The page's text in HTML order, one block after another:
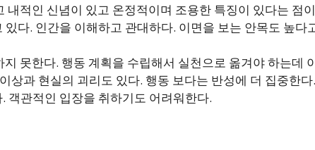
내적인 신념이 있고 온정적이며 조용한 특징이 있다는 점
다. 인간을 이해하고 관대하다. 이면을 보는 안목도 높다
못한다. 행동 계획을 수립해서 실천으로 옮겨야 하는데
상과 현실의 괴리도 있다. 행동 보다는 반성에 더 집중한
객관적인 입장을 취하기도 어려워한다.